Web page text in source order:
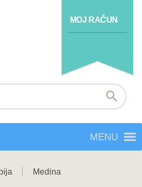
MOJ RAČUN
MENU
Medina